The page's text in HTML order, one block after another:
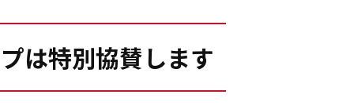
は特別協賛します